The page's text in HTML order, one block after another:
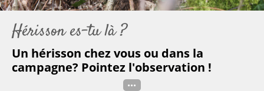
Hérisson es-tu là ?
Un hérisson chez vous ou dans la
campagne? Pointez l'observation !
...